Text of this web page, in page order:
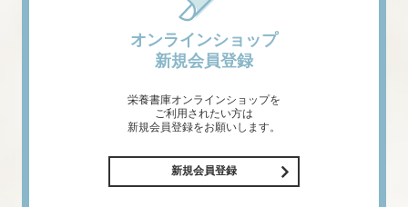
オンラインショップ
新規会員登録
栄養書庫オンラインショップを
ご利用されたい方は
新規会員登録をお願いします。
新規会員登録